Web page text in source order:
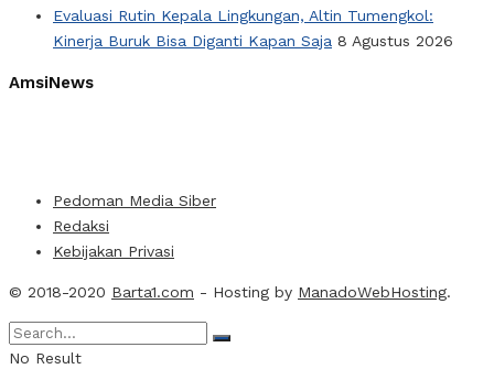
Evaluasi Rutin Kepala Lingkungan, Altin Tumengkol:
Kinerja Buruk Bisa Diganti Kapan Saja 8 Agustus 2026
AmsiNews
Pedoman Media Siber
Redaksi
Kebijakan Privasi
© 2018-2020 Barta1.com - Hosting by ManadoWebHosting.
No Result